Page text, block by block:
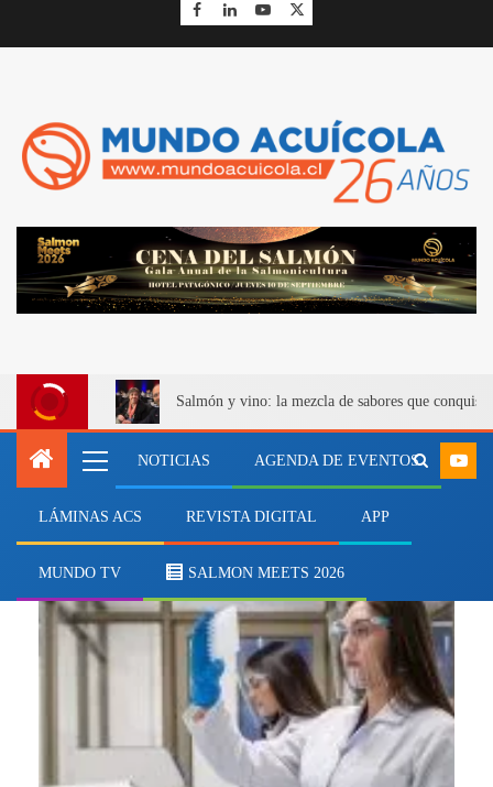
Salmón y vino: la mezcla de sabores que
NOTICIAS AGENDA DE EVENTOS
LÁMINAS ACS REVISTA DIGITAL APP
MUNDO TV SALMON MEETS 2026
diagnóstico clínico